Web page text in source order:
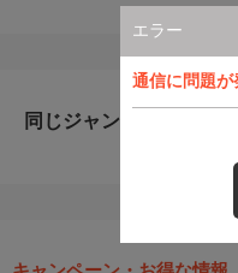
エラー
通信に問題
同じジャンルのおすすめ